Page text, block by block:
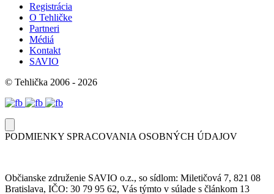
Registrácia
O Tehličke
Partneri
Médiá
Kontakt
SAVIO
© Tehlička 2006 - 2026
PODMIENKY SPRACOVANIA OSOBNÝCH ÚDAJOV
Občianske združenie SAVIO o.z., so sídlom: Miletičová 7, 821 08
Bratislava, IČO: 30 79 95 62, Vás týmto v súlade s článkom 13